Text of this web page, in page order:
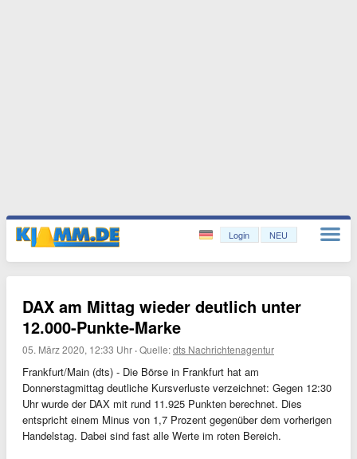
Login NEU
DAX am Mittag wieder deutlich unter
12.000-Punkte-Marke
05. März 2020, 12:33 Uhr ·Quelle:dts Nachrichtenagentur
Frankfurt/Main (dts) - Die Börse in Frankfurt hat am
Donnerstagmittag deutliche Kursverluste verzeichnet: Gegen 12:30
Uhr wurde der DAX mit rund 11.925 Punkten berechnet. Dies
entspricht einem Minus von 1,7 Prozent gegenüber dem vorherigen
Handelstag. Dabei sind fast alle Werte im roten Bereich.